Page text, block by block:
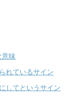
意味
れているサイン
してというサイン